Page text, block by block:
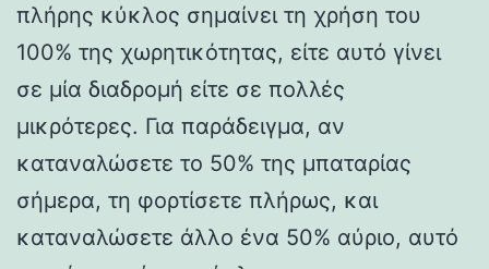
πλήρης κύκλος σημαίνει τη χρήση του
100% της χωρητικότητας, είτε αυτό γίνει
σε μία διαδρομή είτε σε πολλές
μικρότερες. Για παράδειγμα, αν
καταναλώσετε το 50% της μπαταρίας
σήμερα, τη φορτίσετε πλήρως, και
καταναλώσετε άλλο ένα 50% αύριο, αυτό